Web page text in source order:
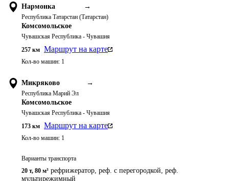
Нармонка →
Республика Татарстан (Татарстан)
Комсомольское
Чувашская Республика - Чувашия
257 км Маршрут на карте
Кол-во машин: 1
Микряково →
Республика Марий Эл
Комсомольское
Чувашская Республика - Чувашия
173 км Маршрут на карте
Кол-во машин: 1
Варианты транспорта
20 т, 80 м³ рефрижератор, реф. с перегородкой, реф.
мультирежимный